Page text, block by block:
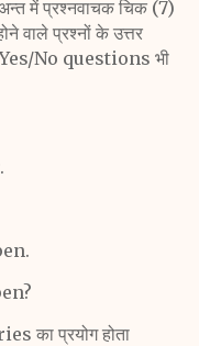
में प्रश्नवाचक चिक (7)
वाले प्रश्नों के उत्तर
Yes/No questions भी
का प्रयोग होता